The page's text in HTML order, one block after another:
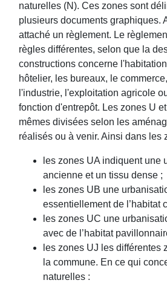
naturelles (N). Ces zones sont
plusieurs documents graphiques.
attaché un règlement. Le
règles différentes, selon que la
constructions concerne
hôtelier, les bureaux, le
l'industrie, l'exploitation agricole
fonction d'entrepôt. Les zones U
mêmes divisées selon les
réalisés ou à venir. Ainsi dans les
les zones UA indiquent une
ancienne et un tissu dense ;
les zones UB une
essentiellement de l’habitat
les zones UC une
avec de l’habitat
les zones UJ les différentes
la commune. En ce qui
naturelles :